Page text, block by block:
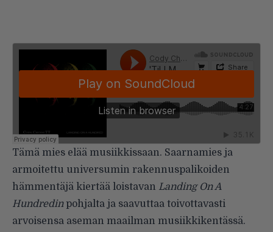
Tämä mies elää musiikkissaan. Saarnamies ja
armoitettu universumin rakennuspalikoiden
hämmentäjä kiertää loistavan Landing On A
Hundredinpohjalta ja saavuttaa toivottavasti
arvoisensa aseman maailman musiikkikentässä.